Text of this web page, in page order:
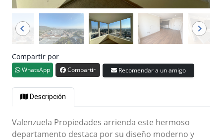
Compartir por
WhatsApp Compartir Recomendar a un amigo
Descripción
Valenzuela Propiedades arrienda este hermoso
departamento destaca por su diseño moderno y